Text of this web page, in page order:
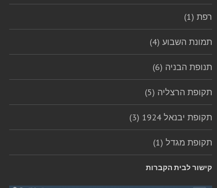
רפת (1)
תמונת השבוע (4)
תנופת הבניה (6)
תקופת הרצליה (5)
תקופת יבנאל 1924 (3)
תקופת מגדל (1)
קישור לבית הקברות